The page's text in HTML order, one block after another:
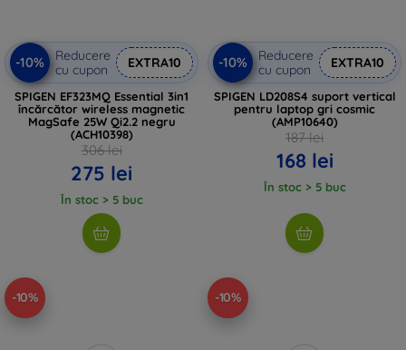
-10%
Reducere
cu cupon
EXTRA10
SPIGEN EF323MQ Essential 3in1
încărcător wireless magnetic
MagSafe 25W Qi2.2 negru
(ACH10398)
306 lei
275 lei
În stoc > 5 buc
-10%
Reducere
cu cupon
EXTRA10
SPIGEN LD208S4 suport vertical
pentru laptop gri cosmic
(AMP10640)
187 lei
168 lei
În stoc > 5 buc
-10% -10%